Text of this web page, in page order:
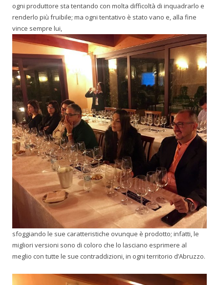
ogni produttore sta tentando con molta difficoltà di inquadrarlo e
renderlo più fruibile; ma ogni tentativo è stato vano e, alla fine
vince sempre lui,
sfoggiando le sue caratteristiche ovunque è prodotto; infatti, le
migliori versioni sono di coloro che lo lasciano esprimere al
meglio con tutte le sue contraddizioni, in ogni territorio d’Abruzzo.